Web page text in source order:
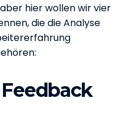
hier wollen wir vier
die die Analyse